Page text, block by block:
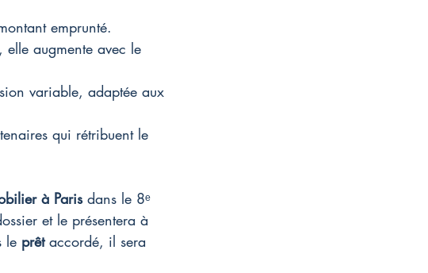
emprunté.
augmente avec le
variable, adaptée aux
qui rétribuent le
à Paris dans le 8ᵉ
et le présentera à
le prêt accordé, il sera